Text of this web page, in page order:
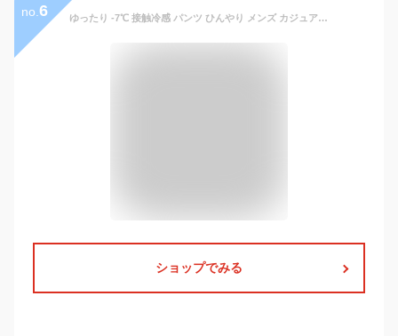
no. 6 ゆったり -7℃ 接触冷感 パンツ ひんやり メンズ カジュアル ワイドパンツ 涼パンツ ストレッチ ズボン スリム 接触冷感 超伸縮 30代 40代 50代 おうち ボトムス 父の日 ギフト イージーパンツ チノパン 涼しい 速乾 冷感 M-4XL 3色
ショップでみる